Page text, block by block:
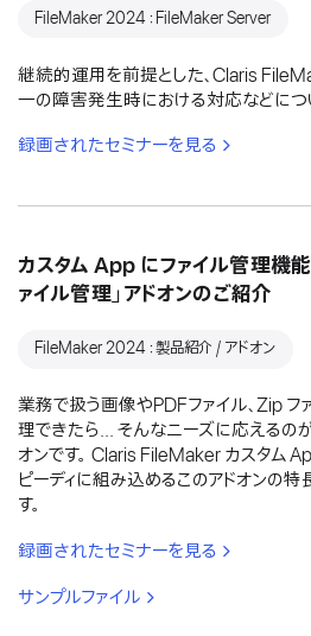
FileMaker 2024：FileMaker Server
継続的運用を前提とした、Claris
一の障害発生時における対応などにつ
録画されたセミナーを見る
カスタム App にファイル管理機
ァイル管理」アドオンのご紹介
FileMaker 2024：製品紹介 / アドオン
業務で扱う画像やPDFファイル、Zip フ
理できたら... そんなニーズに応えるのが
オンです。 Claris FileMaker カスタム
ピーディに組み込めるこのアドオンの
す。
録画されたセミナーを見る
サンプルファイル